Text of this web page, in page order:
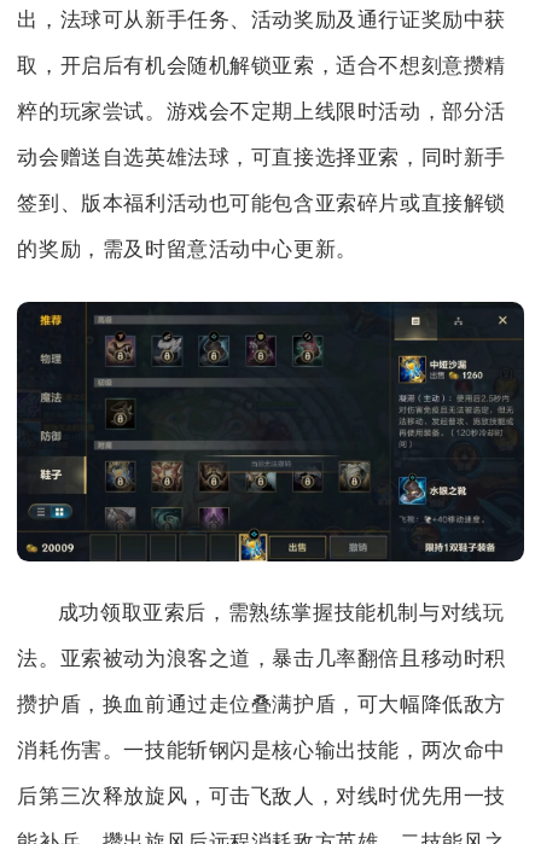
出，法球可从新手任务、活动奖励及通行证奖励中获
取，开启后有机会随机解锁亚索，适合不想刻意攒精
粹的玩家尝试。游戏会不定期上线限时活动，部分活
动会赠送自选英雄法球，可直接选择亚索，同时新手
签到、版本福利活动也可能包含亚索碎片或直接解锁
的奖励，需及时留意活动中心更新。
成功领取亚索后，需熟练掌握技能机制与对线玩
法。亚索被动为浪客之道，暴击几率翻倍且移动时积
攒护盾，换血前通过走位叠满护盾，可大幅降低敌方
消耗伤害。一技能斩钢闪是核心输出技能，两次命中
后第三次释放旋风，可击飞敌人，对线时优先用一技